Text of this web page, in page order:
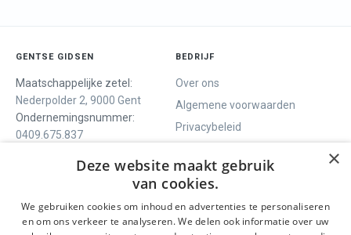
GENTSE GIDSEN
Maatschappelijke zetel:
Nederpolder 2, 9000 Gent
Ondernemingsnummer:
0409.675.837
BEDRIJF
Over ons
Algemene voorwaarden
Privacybeleid
ONS AANBOD SOCIALS
×
Deze website maakt gebruik
van cookies.
We gebruiken cookies om inhoud en advertenties te personaliseren
en om ons verkeer te analyseren. We delen ook informatie over uw